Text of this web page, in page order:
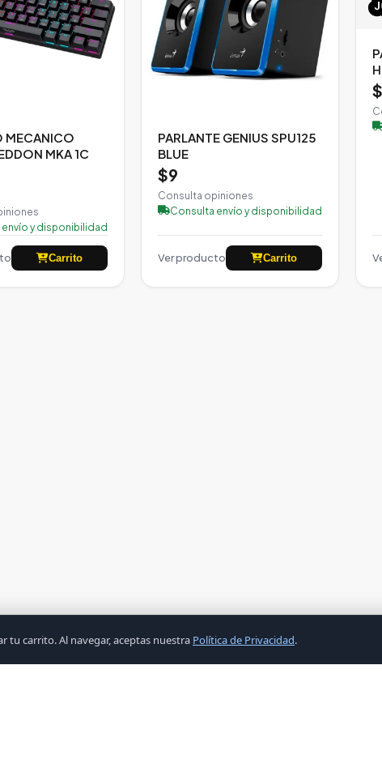
MECANICO
MKA 1C
y disponibilidad
Carrito
PARLANTE GENIUS SPU125
BLUE
$9
Consulta opiniones
Consulta envío y disponibilidad
Ver producto Carrito
tu carrito. Al navegar, aceptas nuestra Política de Privacidad.